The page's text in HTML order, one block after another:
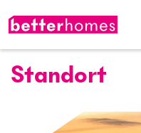
Standort